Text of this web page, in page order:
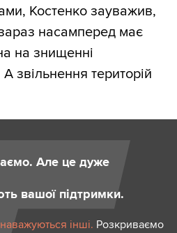
Костенко зауважив,
насамперед має
на знищенні
звільнення територій
Але це дуже
вашої підтримки.
інші. Розкриваємо